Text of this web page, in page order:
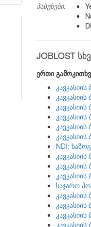
პასუხები:
JOBLOST
ერთი
NDI:
საჯარო